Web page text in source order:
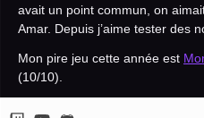
avait un point commun, on
Amar. Depuis j’aime tester des
Mon pire jeu cette année est
(10/10).